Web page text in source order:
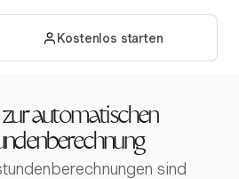
Kostenlos starten
automatischen
sind